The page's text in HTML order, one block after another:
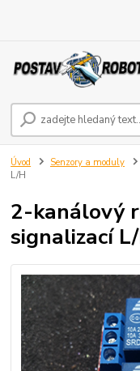
Úvod Senzory a moduly
L/H
2-kanálový
signalizací